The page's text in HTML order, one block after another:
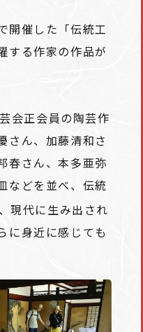
開催した「伝統工
する作家の作品が
会正会員の陶芸作
さん、加藤清和さ
春さん、本多亜弥
などを並べ、伝統
現代に生み出され
に身近に感じても